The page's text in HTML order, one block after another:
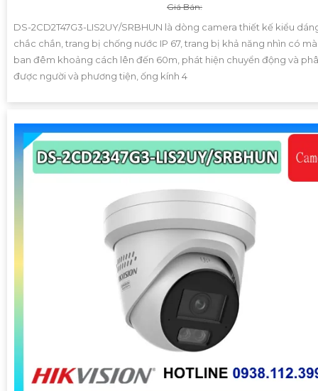
Giá Bán:
DS-2CD2T47G3-LIS2UY/SRBHUN là dòng camera thiết kế kiểu
chắc chắn, trang bị chống nước IP 67, trang bị khả năng nhìn có
ban đêm khoảng cách lên đến 60m, phát hiện chuyển động và
được người và phương tiện, ống kính 4